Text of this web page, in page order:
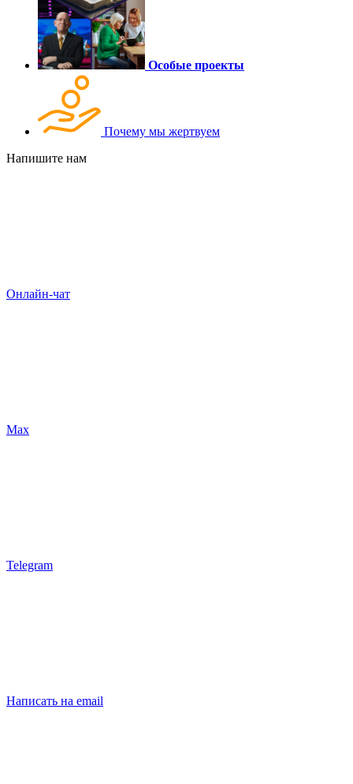
Особые проекты
Почему мы жертвуем
Напишите нам
Онлайн-чат
Max
Telegram
Написать на email